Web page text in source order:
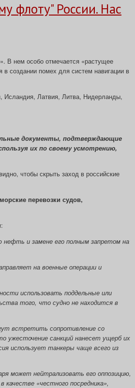
флоту" России. Нас
В нем особо отмечается «растущее
создании помех для систем навигации в
Исландия, Латвия, Литва, Нидерланды,
документы, подтверждающие
их по своему усмотрению,
чтобы скрыть заход в российские
перевозки судов,
нефть и замене его полным запретом на
на военные операции и
использовать поддельные или
того, что судно не находится в
встретить сопротивление со
санкций нанесет ущерб их
использует танкеры чаще всего из
может нейтрализовать его оппозицию,
«честного посредника»,